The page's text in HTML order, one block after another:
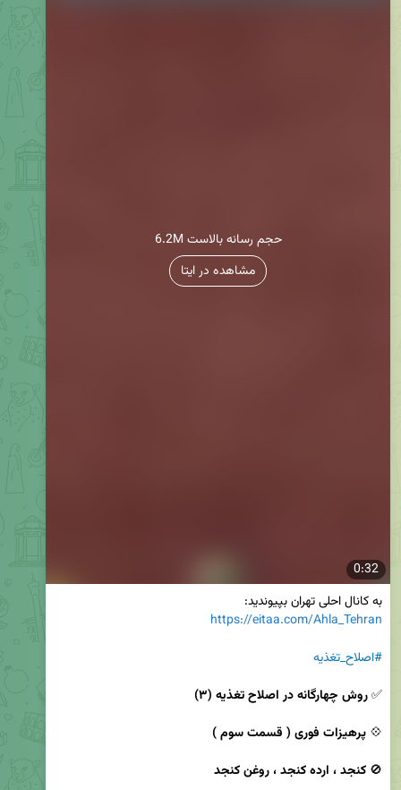
0:32
6.2M حجم رسانه بالاست
مشاهده در ایتا
به کانال احلی تهران بپیوندید:
https://eitaa.com/Ahla_Tehran
#اصلاح_تغذیه
✅ روش چهارگانه در اصلاح تغذیه (۳)
💠 پرهیزات فوری ( قسمت سوم )
🚫 کنجد ، ارده کنجد ، روغن کنجد